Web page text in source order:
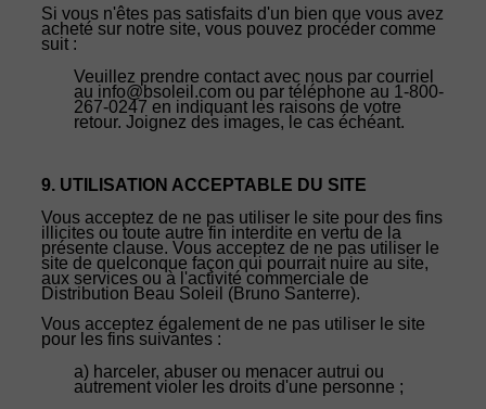
Si vous n'êtes pas satisfaits d'un bien que vous avez
acheté sur notre site, vous pouvez procéder comme
suit :
Veuillez prendre contact avec nous par courriel
au info@bsoleil.com ou par téléphone au 1-800-
267-0247 en indiquant les raisons de votre
retour. Joignez des images, le cas échéant.
9. UTILISATION ACCEPTABLE DU SITE
Vous acceptez de ne pas utiliser le site pour des fins
illicites ou toute autre fin interdite en vertu de la
présente clause. Vous acceptez de ne pas utiliser le
site de quelconque façon qui pourrait nuire au site,
aux services ou à l'activité commerciale de
Distribution Beau Soleil (Bruno Santerre).
Vous acceptez également de ne pas utiliser le site
pour les fins suivantes :
a) harceler, abuser ou menacer autrui ou
autrement violer les droits d'une personne ;